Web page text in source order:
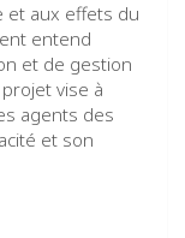
et aux effets du
entend
et de gestion
vise à
agents des
et son